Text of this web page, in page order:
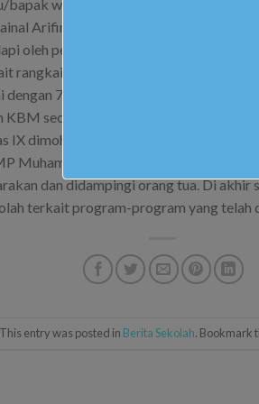
bapak wali murid dapat menyampaikan
Arifin, S.Ag., S.Pd.I, M.A., M.Pd.I
oleh peserta didik kelas IX. Informasi
rangkaian kegiatan ujian. Pelaksanaan
7 April 2022 yang saat ini
secara daring karena ruang kelas
IX dimohon mendampingi belajar saat di
Muhammadiyah Darul Arqom
dan didampingi orang tua. Di
terkait program-program yang telah
This entry was posted in Berita Sekolah. Bookmark